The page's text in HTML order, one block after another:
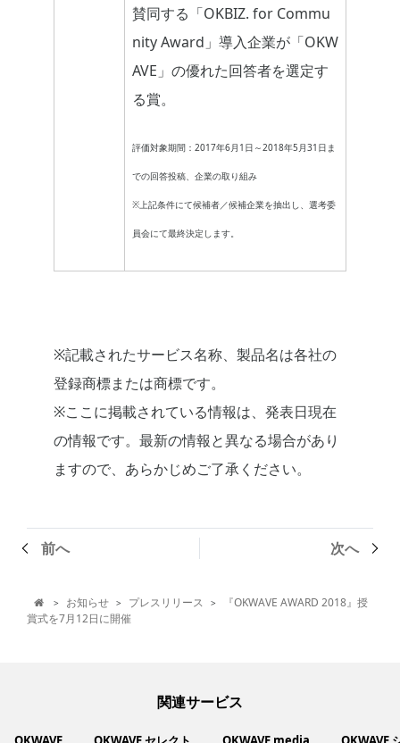
賛同する「OKBIZ. for Commu
nity Award」導入企業が「OKW
AVE」の優れた回答者を選定す
る賞。
評価対象期間：2017年6月1日～2018年5月31日ま
での回答投稿、企業の取り組み
※上記条件にて候補者／候補企業を抽出し、選考委
員会にて最終決定します。
※記載されたサービス名称、製品名は各社の
登録商標または商標です。
※ここに掲載されている情報は、発表日現在
の情報です。最新の情報と異なる場合があり
ますので、あらかじめご了承ください。
前へ 次へ
 > お知らせ > プレスリリース >
『OKWAVE AWARD 2018』授
賞式を7月12日に開催
関連サービス